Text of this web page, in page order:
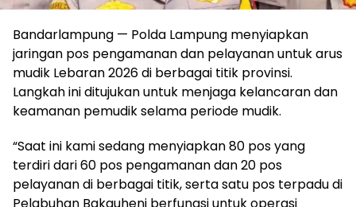
Bandarlampung — Polda Lampung menyiapkan
jaringan pos pengamanan dan pelayanan untuk arus
mudik Lebaran 2026 di berbagai titik provinsi.
Langkah ini ditujukan untuk menjaga kelancaran dan
keamanan pemudik selama periode mudik.
“Saat ini kami sedang menyiapkan 80 pos yang
terdiri dari 60 pos pengamanan dan 20 pos
pelayanan di berbagai titik, serta satu pos terpadu di
Pelabuhan Bakauheni berfungsi untuk operasi